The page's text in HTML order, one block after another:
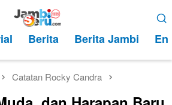
Berita Berita Jambi
Catatan Rocky Candra